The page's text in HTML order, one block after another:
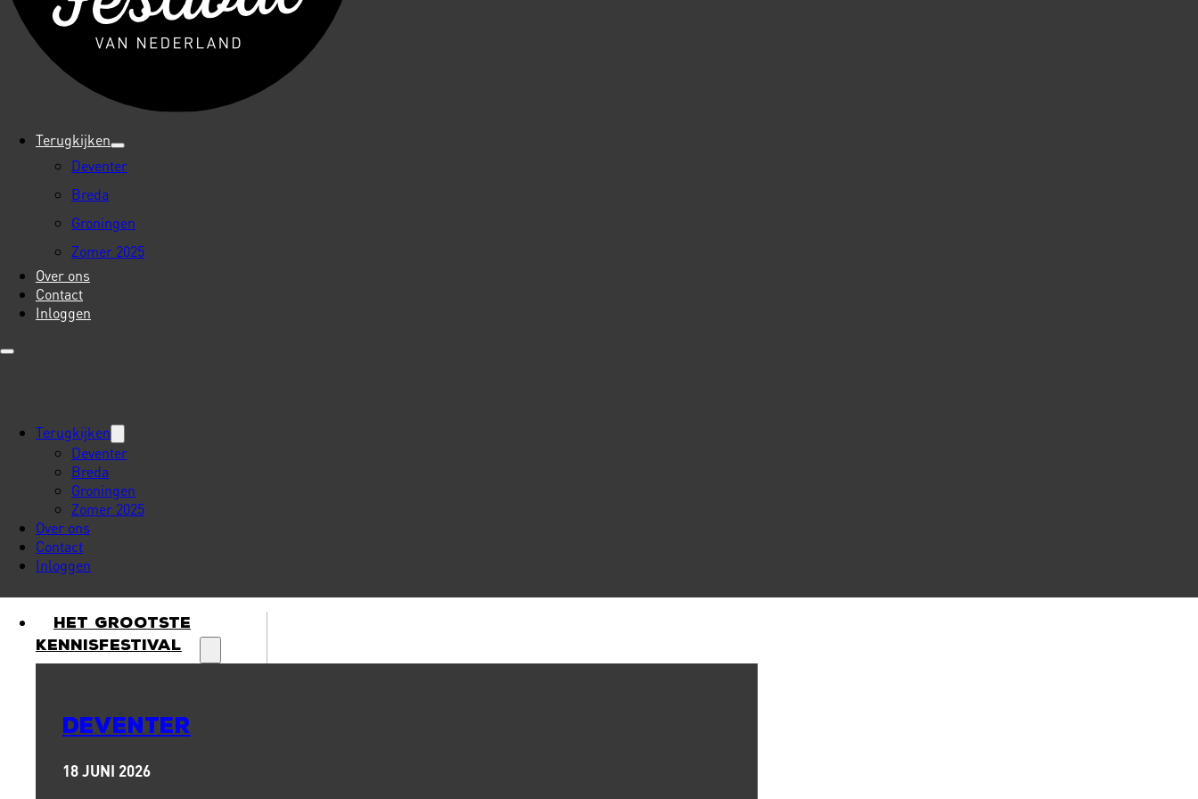
Terugkijken
Deventer
Breda
Groningen
Zomer 2025
Over ons
Contact
Inloggen
Terugkijken
Deventer
Breda
Groningen
Zomer 2025
Over ons
Contact
Inloggen
Het Grootste
Kennisfestival
DEVENTER
18 JUNI 2026